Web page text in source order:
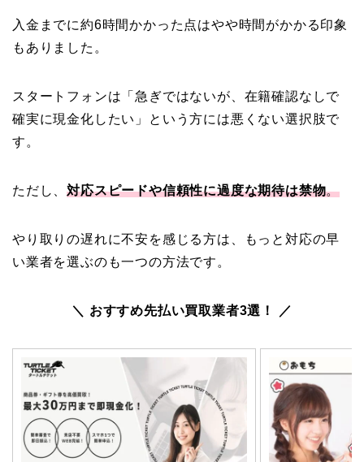
入金までに約6時間かかった点はやや時間がかかる印象
もありました。
スタートフォンは「急ぎではないが、在籍確認なしで
確実に現金化したい」という方には悪くない選択肢で
す。
ただし、対応スピードや信頼性に過度な期待は禁物。
やり取りの遅れに不安を感じる方は、もっと対応の早
い業者を選ぶのも一つの方法です。
＼ おすすめ先払い買取業者3選！ ／